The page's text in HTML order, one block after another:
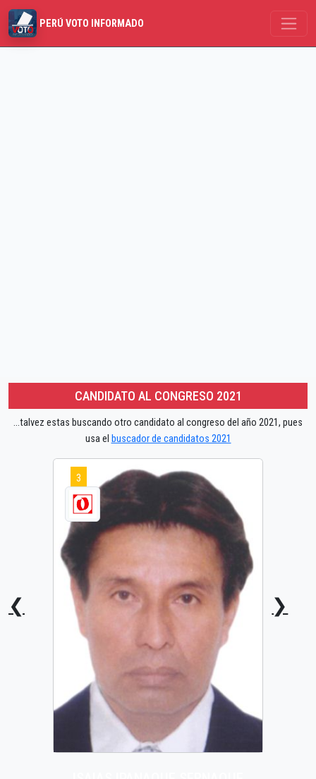
PERÚ VOTO INFORMADO
CANDIDATO AL CONGRESO 2021
...talvez estas buscando otro candidato al congreso del año 2021, pues
usa el buscador de candidatos 2021
❮
3
❯